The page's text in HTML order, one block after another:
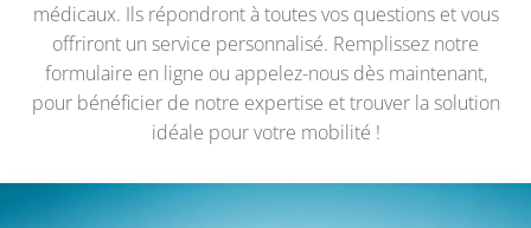
médicaux. Ils répondront à toutes vos questions et vous
offriront un service personnalisé. Remplissez notre
formulaire en ligne ou appelez-nous dès maintenant,
pour bénéficier de notre expertise et trouver la solution
idéale pour votre mobilité !